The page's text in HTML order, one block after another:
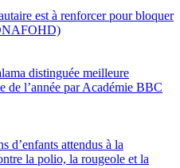
est à renforcer pour bloquer
distinguée meilleure
de l’année par Académie BBC
d’enfants attendus à la
la polio, la rougeole et la